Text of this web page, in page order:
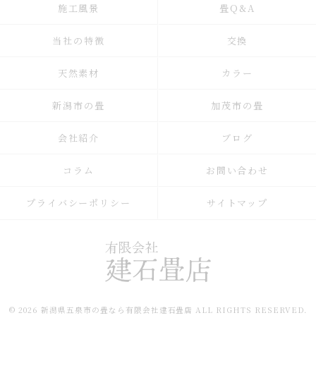
施工風景 畳Q&A
当社の特徴 交換
天然素材 カラー
新潟市の畳 加茂市の畳
会社紹介 ブログ
コラム お問い合わせ
プライバシーポリシー サイトマップ
© 2026 新潟県五泉市の畳なら有限会社建石畳店 ALL RIGHTS RESERVED.